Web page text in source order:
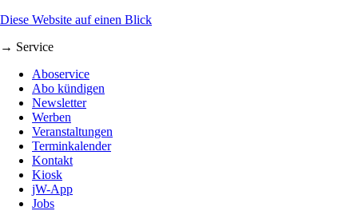
Diese Website auf einen Blick
→ Service
Aboservice
Abo kündigen
Newsletter
Werben
Veranstaltungen
Terminkalender
Kontakt
Kiosk
jW-App
Jobs